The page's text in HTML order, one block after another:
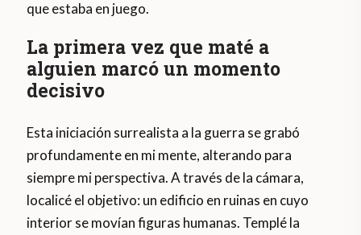
que estaba en juego.
La primera vez que maté a
alguien marcó un momento
decisivo
Esta iniciación surrealista a la guerra se grabó
profundamente en mi mente, alterando para
siempre mi perspectiva. A través de la cámara,
localicé el objetivo: un edificio en ruinas en cuyo
interior se movían figuras humanas. Templé la